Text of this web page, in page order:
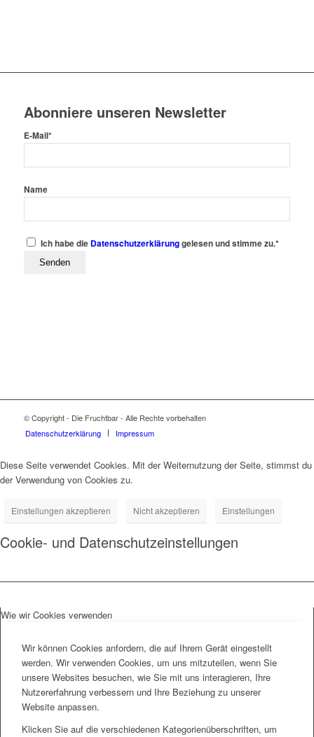
Abonniere unseren Newsletter
E-Mail*
Name
Ich habe die Datenschutzerklärunggelesen und stimme zu.*
© Copyright - Die Fruchtbar - Alle Rechte vorbehalten
Datenschutz­erklärung
Impressum
Diese Seite verwendet Cookies. Mit der Weiternutzung der Seite, stimmst du
der Verwendung von Cookies zu.
Einstellungen akzeptieren Nicht akzeptieren Einstellungen
Cookie- und Datenschutzeinstellungen
Wie wir Cookies verwenden
Wir können Cookies anfordern, die auf Ihrem Gerät eingestellt
werden. Wir verwenden Cookies, um uns mitzuteilen, wenn Sie
unsere Websites besuchen, wie Sie mit uns interagieren, Ihre
Nutzererfahrung verbessern und Ihre Beziehung zu unserer
Website anpassen.
Klicken Sie auf die verschiedenen Kategorienüberschriften, um